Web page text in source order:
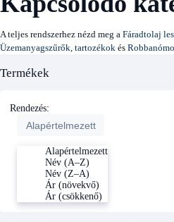
A teljes rendszerhez nézd meg a Fáradtolaj
Üzemanyagszűrők, tartozékok és
Termékek
Rendezés:
Alapértelmezett
Alapértelmezett
Név (A–Z)
Név (Z–A)
Ár (növekvő)
Ár (csökkenő)